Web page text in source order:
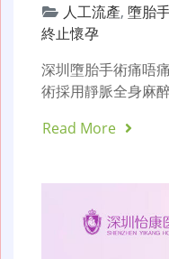
人工流產, 墮胎
終止懷孕
深圳墮胎手術痛唔
術採用靜脈全身麻
Read More